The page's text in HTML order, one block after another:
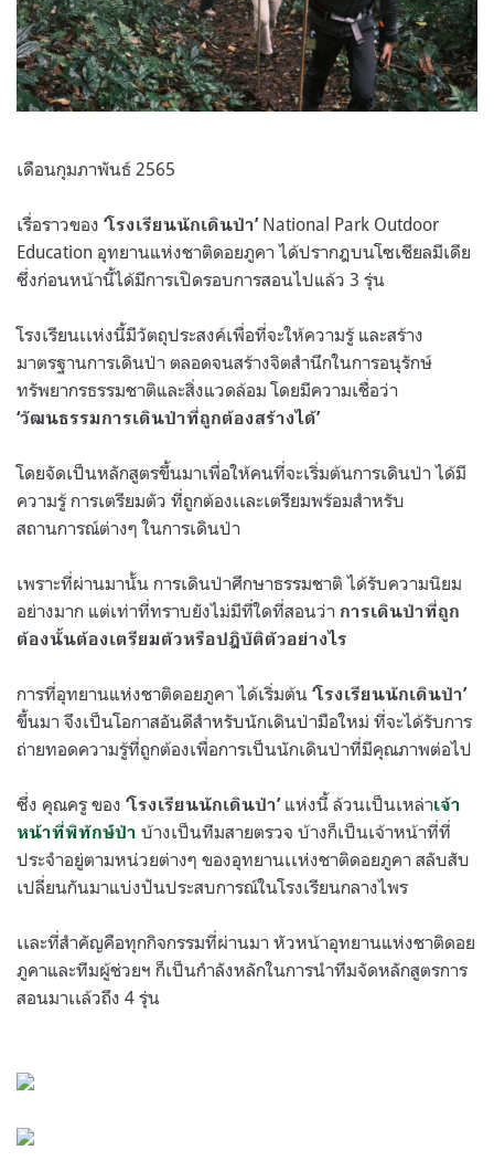
เดือนกุมภาพันธ์ 2565
เรื่อราวของ ‘โรงเรียนนักเดินป่า’ National Park Outdoor
Education อุทยานแห่งชาติดอยภูคา ได้ปรากฎบนโซเชียลมีเดีย
ซึ่งก่อนหน้านี้ได้มีการเปิดรอบการสอนไปแล้ว 3 รุ่น
โรงเรียนเเห่งนี้มีวัตถุประสงค์เพื่อที่จะให้ความรู้ และสร้าง
มาตรฐานการเดินป่า ตลอดจนสร้างจิตสำนึกในการอนุรักษ์
ทรัพยากรธรรมชาติและสิ่งแวดล้อม โดยมีความเชื่อว่า
‘วัฒนธรรมการเดินป่าที่ถูกต้องสร้างได้’
โดยจัดเป็นหลักสูตรขึ้นมาเพื่อให้คนที่จะเริ่มต้นการเดินป่า ได้มี
ความรู้ การเตรียมตัว ที่ถูกต้องเเละเตรียมพร้อมสำหรับ
สถานการณ์ต่างๆ ในการเดินป่า
เพราะที่ผ่านมานั้น การเดินป่าศึกษาธรรมชาติ ได้รับความนิยม
อย่างมาก แต่เท่าที่ทราบยังไม่มีที่ใดที่สอนว่า การเดินป่าที่ถูก
ต้องนั้นต้องเตรียมตัวหรือปฎิบัติตัวอย่างไร
การที่อุทยานแห่งชาติดอยภูคา ได้เริ่มต้น ‘โรงเรียนนักเดินป่า’
ขึ้นมา จึงเป็นโอกาสอันดีสำหรับนักเดินป่ามือใหม่ ที่จะได้รับการ
ถ่ายทอดความรู้ที่ถูกต้องเพื่อการเป็นนักเดินป่าที่มีคุณภาพต่อไป
ซึ่ง คุณครู ของ ‘โรงเรียนนักเดินป่า’แห่งนี้ ล้วนเป็นเหล่าเจ้า
หน้าที่พิทักษ์ป่า บ้างเป็นทีมสายตรวจ บ้างก็เป็นเจ้าหน้าที่ที่
ประจำอยู่ตามหน่วยต่างๆ ของอุทยานเเห่งชาติดอยภูคา สลับสับ
เปลี่ยนกันมาแบ่งปันประสบการณ์ในโรงเรียนกลางไพร
เเละที่สำคัญคือทุกกิจกรรมที่ผ่านมา หัวหน้าอุทยานแห่งชาติดอย
ภูคาและทีมผู้ช่วยฯ ก็เป็นกำลังหลักในการนำทีมจัดหลักสูตรการ
สอนมาเเล้วถึง 4 รุ่น